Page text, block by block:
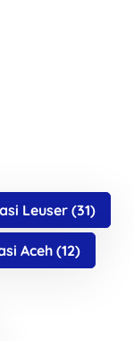
Leuser (31)
Aceh(12)